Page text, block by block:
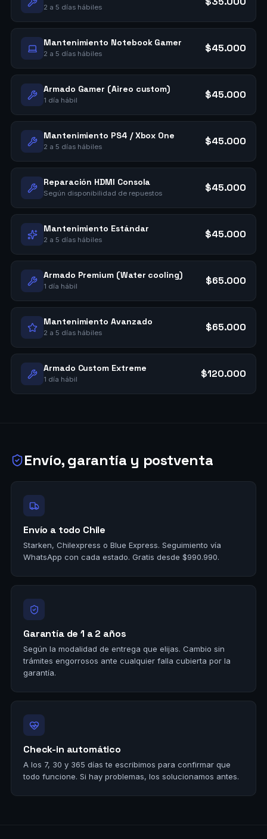
2 a 5 días hábiles
Mantenimiento Notebook Gamer
2 a 5 días hábiles $45.000
Armado Gamer (Aireo custom)
1 día hábil $45.000
Mantenimiento PS4 / Xbox One
2 a 5 días hábiles $45.000
Reparación HDMI Consola
Según disponibilidad de repuestos $45.000
Mantenimiento Estándar
2 a 5 días hábiles $45.000
Armado Premium (Water cooling)
1 día hábil $65.000
Mantenimiento Avanzado
2 a 5 días hábiles $65.000
Armado Custom Extreme
1 día hábil $120.000
Envío, garantía y postventa
Envío a todo Chile
Starken, Chilexpress o Blue Express. Seguimiento vía
WhatsApp con cada estado. Gratis desde $990.990.
Garantía de 1 a 2 años
Según la modalidad de entrega que elijas. Cambio sin
trámites engorrosos ante cualquier falla cubierta por la
garantía.
Check-in automático
A los 7, 30 y 365 días te escribimos para confirmar que
todo funcione. Si hay problemas, los solucionamos antes.